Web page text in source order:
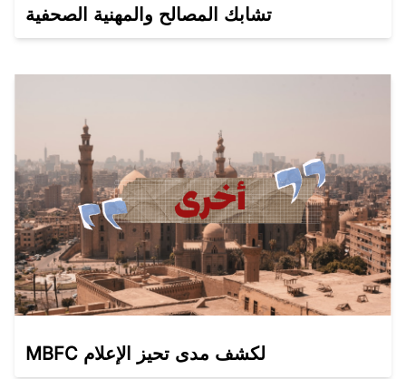
تشابك المصالح والمهنية الصحفية
MBFC لكشف مدى تحيز الإعلام